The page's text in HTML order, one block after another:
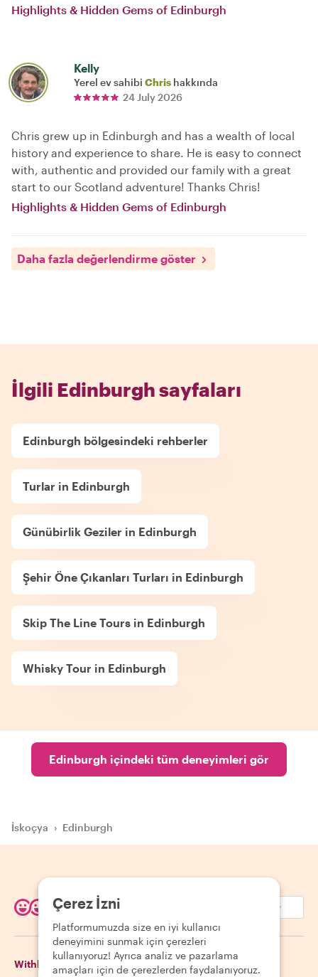
Highlights & Hidden Gems of Edinburgh
Kelly
Yerel ev sahibi Chris hakkında
24 July 2026
Chris grew up in Edinburgh and has a wealth of local
history and experience to share. He is easy to connect
with, authentic and provided our family with a great
start to our Scotland adventure! Thanks Chris!
Highlights & Hidden Gems of Edinburgh
Daha fazla değerlendirme göster
İlgili Edinburgh sayfaları
Edinburgh bölgesindeki rehberler
Turlar in Edinburgh
Günübirlik Geziler in Edinburgh
Şehir Öne Çıkanları Turları in Edinburgh
Skip The Line Tours in Edinburgh
Whisky Tour in Edinburgh
Edinburgh içindeki tüm deneyimleri gör
İskoçya › Edinburgh
Withlocals Hakkında Misafirler
Çerez İzni
Platformumuzda size en iyi kullanıcı
deneyimini sunmak için çerezleri
kullanıyoruz! Ayrıca analiz ve pazarlama
amaçları için de çerezlerden faydalanıyoruz.